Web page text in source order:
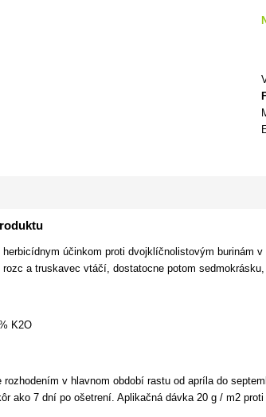
účinkom proti dvojklíčnolistovým burinám
a truskavec vtáčí, dostatocne potom
K2O
rozhodením v hlavnom období rastu od apríla do
ako 7 dní po ošetrení. Aplikačná dávka 20 g / m2